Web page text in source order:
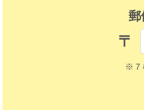
郵
〒
※７